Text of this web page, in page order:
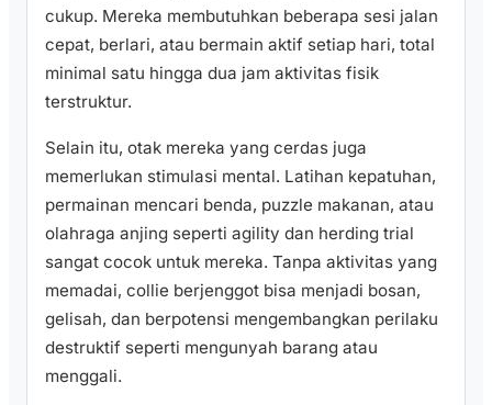
cukup. Mereka membutuhkan beberapa sesi jalan
cepat, berlari, atau bermain aktif setiap hari, total
minimal satu hingga dua jam aktivitas fisik
terstruktur.
Selain itu, otak mereka yang cerdas juga
memerlukan stimulasi mental. Latihan kepatuhan,
permainan mencari benda, puzzle makanan, atau
olahraga anjing seperti agility dan herding trial
sangat cocok untuk mereka. Tanpa aktivitas yang
memadai, collie berjenggot bisa menjadi bosan,
gelisah, dan berpotensi mengembangkan perilaku
destruktif seperti mengunyah barang atau
menggali.